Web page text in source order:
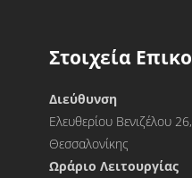
Στοιχεία
Διεύθυνση
Ελευθερίου Βενιζέλου
Θεσσαλονίκης
Ωράριο Λειτουργίας